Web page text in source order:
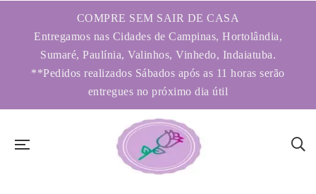
COMPRE SEM SAIR DE CASA
Entregamos nas Cidades de Campinas, Hortolândia,
Sumaré, Paulínia, Valinhos, Vinhedo, Indaiatuba.
**Pedidos realizados Sábados após as 11 horas serão
entregues no próximo dia útil